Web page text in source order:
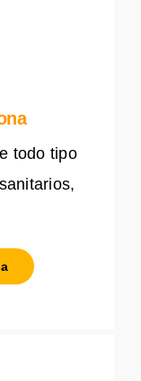
todo tipo